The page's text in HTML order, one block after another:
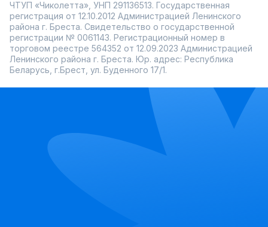
ЧТУП «Чиколетта», УНП 291136513. Государственная
регистрация от 12.10.2012 Администрацией Ленинского
района г. Бреста. Свидетельство о государственной
регистрации № 0061143. Регистрационный номер в
торговом реестре 564352 от 12.09.2023 Администрацией
Ленинского района г. Бреста. Юр. адрес: Республика
Беларусь, г.Брест, ул. Буденного 17/1.